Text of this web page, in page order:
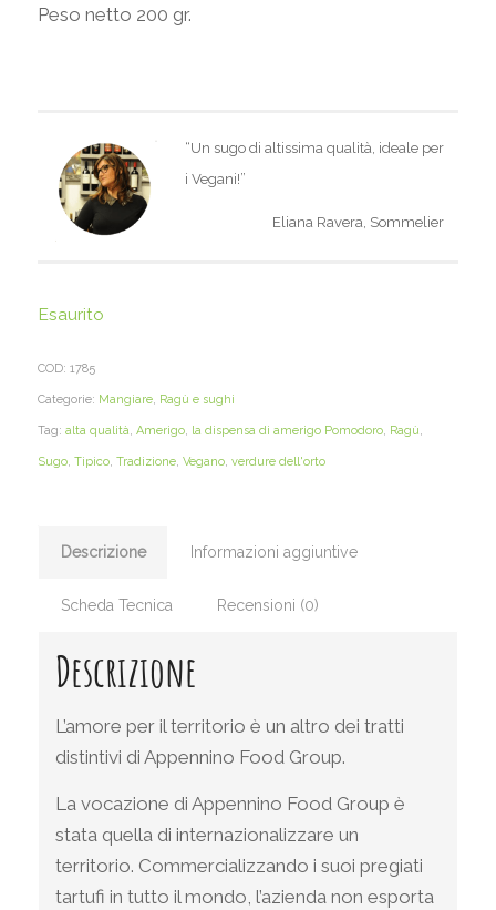
Peso netto 200 gr.
“Un sugo di altissima qualità, ideale per
i Vegani!”
Eliana Ravera, Sommelier
Esaurito
COD: 1785
Categorie: Mangiare, Ragù e sughi
Tag: alta qualità, Amerigo, la dispensa di amerigo Pomodoro, Ragù,
Sugo, Tipico, Tradizione, Vegano, verdure dell'orto
Descrizione Informazioni aggiuntive
Scheda Tecnica Recensioni (0)
Descrizione
L’amore per il territorio è un altro dei tratti
distintivi di Appennino Food Group.
La vocazione di Appennino Food Group è
stata quella di internazionalizzare un
territorio. Commercializzando i suoi pregiati
tartufi in tutto il mondo, l’azienda non esporta